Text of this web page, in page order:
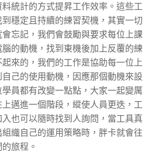
統計的方式提昇工作效率。這些工
穩定且持續的練習契機，其實一切
忘記，我們會鼓勵與要求每位上課
的動機，找到東機後加上反覆的練
來的，我們的工作是協助每一位上
己的使用動機，因應那個動機來設
員都有改變一點點，大家一起變厲
邁進一個階段，縱使人員更迭，工
也可以隨時找到人詢問，當工具真
織自己的運用策略時，胖卡就會往
旅程。